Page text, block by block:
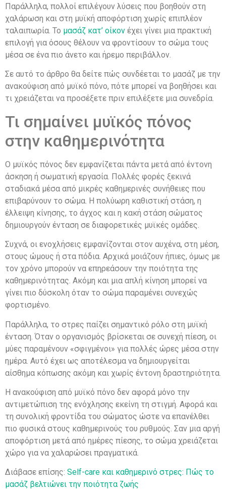
Παράλληλα, πολλοί επιλέγουν λύσεις που βοηθούν στη
χαλάρωση και στη μυϊκή αποφόρτιση χωρίς επιπλέον
ταλαιπωρία. Το μασάζ κατ’ οίκον έχει γίνει μια πρακτική
επιλογή για όσους θέλουν να φροντίσουν το σώμα τους
μέσα σε ένα πιο άνετο και ήρεμο περιβάλλον.
Σε αυτό το άρθρο θα δείτε πώς συνδέεται το μασάζ με την
ανακούφιση από μυϊκό πόνο, πότε μπορεί να βοηθήσει και
τι χρειάζεται να προσέξετε πριν επιλέξετε μια συνεδρία.
Τι σημαίνει μυϊκός πόνος
στην καθημερινότητα
Ο μυϊκός πόνος δεν εμφανίζεται πάντα μετά από έντονη
άσκηση ή σωματική εργασία. Πολλές φορές ξεκινά
σταδιακά μέσα από μικρές καθημερινές συνήθειες που
επιβαρύνουν το σώμα. Η πολύωρη καθιστική στάση, η
έλλειψη κίνησης, το άγχος και η κακή στάση σώματος
δημιουργούν ένταση σε διαφορετικές μυϊκές ομάδες.
Συχνά, οι ενοχλήσεις εμφανίζονται στον αυχένα, στη μέση,
στους ώμους ή στα πόδια. Αρχικά μοιάζουν ήπιες, όμως με
τον χρόνο μπορούν να επηρεάσουν την ποιότητα της
καθημερινότητας. Ακόμη και μια απλή κίνηση μπορεί να
γίνει πιο δύσκολη όταν το σώμα παραμένει συνεχώς
φορτισμένο.
Παράλληλα, το στρες παίζει σημαντικό ρόλο στη μυϊκή
ένταση. Όταν ο οργανισμός βρίσκεται σε συνεχή πίεση, οι
μύες παραμένουν «σφιγμένοι» για πολλές ώρες μέσα στην
ημέρα. Αυτό έχει ως αποτέλεσμα να δημιουργείται
αίσθημα κόπωσης ακόμη και χωρίς έντονη δραστηριότητα.
Η ανακούφιση από μυϊκό πόνο δεν αφορά μόνο την
αντιμετώπιση της ενόχλησης εκείνη τη στιγμή. Αφορά και
τη συνολική φροντίδα του σώματος ώστε να επανέλθει
πιο φυσικά στους καθημερινούς του ρυθμούς. Σαν μια αργή
αποφόρτιση μετά από ημέρες πίεσης, το σώμα χρειάζεται
χώρο για να χαλαρώσει πραγματικά.
Διάβασε επίσης: Self-care και καθημερινό στρες: Πώς το
μασάζ βελτιώνει την ποιότητα ζωής